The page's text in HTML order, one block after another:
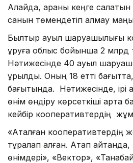
Алайда, арқаны кеңге
санын төмендетіп алмау
Былтыр ауыл шаруашылығы
құруға облыс бойынша 2 млрд
Нәтижесінде 40 ауыл
құрылды. Оның 18 етті бағытта,
бағытында. Нәтижесінде, ірі
өнім өндіру көрсеткіші арта
кейбір кооперативтердің
«Аталған кооперативтердің
тұралап қалған. Атап
өнімдері», «Вектор»,